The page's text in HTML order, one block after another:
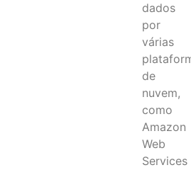
dados
por
várias
de
nuvem,
como
Amazon
Web
Services